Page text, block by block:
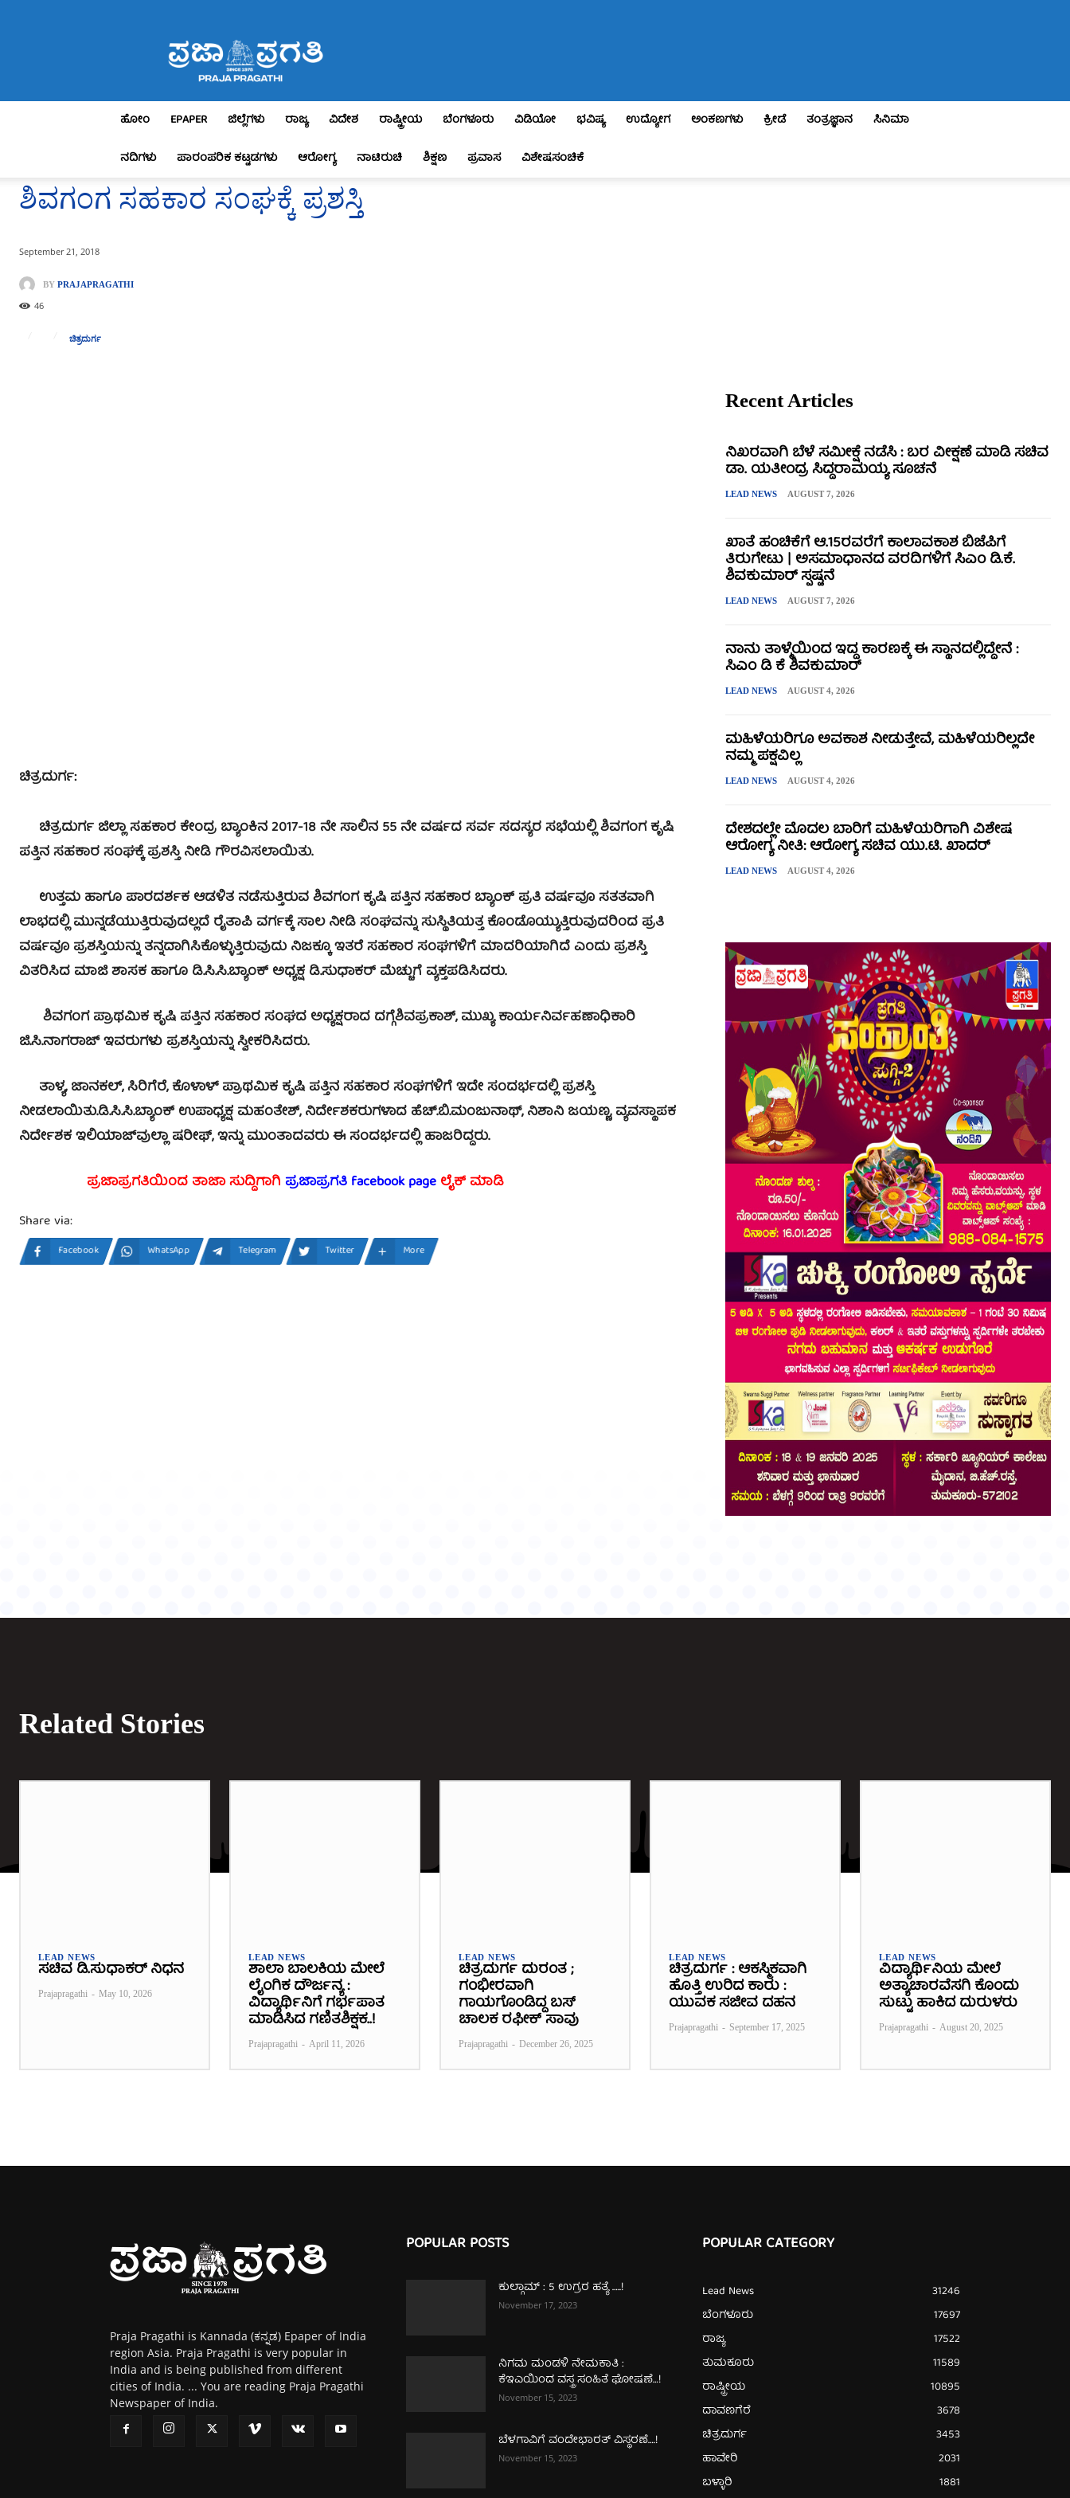
Pragathi
ಹೋಂ EPAPER ಜಿಲ್ಲೆಗಳು ರಾಜ್ಯ ವಿದೇಶ ರಾಷ್ಟ್ರೀಯ ಬೆಂಗಳೂರು ವಿಡಿಯೋ ಭವಿಷ್ಯ ಉದ್ಯೋಗ ಅಂಕಣಗಳು ಕ್ರೀಡೆ ತಂತ್ರಜ್ಞಾನ
ಸಿನಿಮಾ
ನದಿಗಳು
ಪಾರಂಪರಿಕ ಕಟ್ಟಡಗಳು ಆರೋಗ್ಯ ನಾಟಿರುಚಿ ಶಿಕ್ಷಣ ಪ್ರವಾಸ ವಿಶೇಷಸಂಚಿಕೆ
ಶಿವಗಂಗ ಸಹಕಾರ ಸಂಘಕ್ಕೆ ಪ್ರಶಸ್ತಿ
September 21, 2018
BY PRAJAPRAGATHI
46
ಚಿತ್ರದುರ್ಗ
ಚಿತ್ರದುರ್ಗ:
ಚಿತ್ರದುರ್ಗ ಜಿಲ್ಲಾ ಸಹಕಾರ ಕೇಂದ್ರ ಬ್ಯಾಂಕಿನ 2017-18 ನೇ ಸಾಲಿನ 55 ನೇ ವರ್ಷದ ಸರ್ವ ಸದಸ್ಯರ ಸಭೆಯಲ್ಲಿ ಶಿವಗಂಗ ಕೃಷಿ
ಪತ್ತಿನ ಸಹಕಾರ ಸಂಘಕ್ಕೆ ಪ್ರಶಸ್ತಿ ನೀಡಿ ಗೌರವಿಸಲಾಯಿತು.
ಉತ್ತಮ ಹಾಗೂ ಪಾರದರ್ಶಕ ಆಡಳಿತ ನಡೆಸುತ್ತಿರುವ ಶಿವಗಂಗ ಕೃಷಿ ಪತ್ತಿನ ಸಹಕಾರ ಬ್ಯಾಂಕ್ ಪ್ರತಿ ವರ್ಷವೂ ಸತತವಾಗಿ
ಲಾಭದಲ್ಲಿ ಮುನ್ನಡೆಯುತ್ತಿರುವುದಲ್ಲದೆ ರೈತಾಪಿ ವರ್ಗಕ್ಕೆ ಸಾಲ ನೀಡಿ ಸಂಘವನ್ನು ಸುಸ್ಥಿತಿಯತ್ತ ಕೊಂಡೊಯ್ಯುತ್ತಿರುವುದರಿಂದ ಪ್ರತಿ
ವರ್ಷವೂ ಪ್ರಶಸ್ತಿಯನ್ನು ತನ್ನದಾಗಿಸಿಕೊಳ್ಳುತ್ತಿರುವುದು ನಿಜಕ್ಕೂ ಇತರೆ ಸಹಕಾರ ಸಂಘಗಳಿಗೆ ಮಾದರಿಯಾಗಿದೆ ಎಂದು ಪ್ರಶಸ್ತಿ
ವಿತರಿಸಿದ ಮಾಜಿ ಶಾಸಕ ಹಾಗೂ ಡಿ.ಸಿ.ಸಿ.ಬ್ಯಾಂಕ್ ಅಧ್ಯಕ್ಷ ಡಿ.ಸುಧಾಕರ್ ಮೆಚ್ಚುಗೆ ವ್ಯಕ್ತಪಡಿಸಿದರು.
ಶಿವಗಂಗ ಪ್ರಾಥಮಿಕ ಕೃಷಿ ಪತ್ತಿನ ಸಹಕಾರ ಸಂಘದ ಅಧ್ಯಕ್ಷರಾದ ದಗ್ಗೆಶಿವಪ್ರಕಾಶ್, ಮುಖ್ಯ ಕಾರ್ಯನಿರ್ವಹಣಾಧಿಕಾರಿ
ಜಿ.ಸಿ.ನಾಗರಾಜ್ ಇವರುಗಳು ಪ್ರಶಸ್ತಿಯನ್ನು ಸ್ವೀಕರಿಸಿದರು.
ತಾಳ್ಯ, ಜಾನಕಲ್, ಸಿರಿಗೆರೆ, ಕೊಳಾಳ್ ಪ್ರಾಥಮಿಕ ಕೃಷಿ ಪತ್ತಿನ ಸಹಕಾರ ಸಂಘಗಳಿಗೆ ಇದೇ ಸಂದರ್ಭದಲ್ಲಿ ಪ್ರಶಸ್ತಿ
ನೀಡಲಾಯಿತು.ಡಿ.ಸಿ.ಸಿ.ಬ್ಯಾಂಕ್ ಉಪಾಧ್ಯಕ್ಷ ಮಹಂತೇಶ್, ನಿರ್ದೇಶಕರುಗಳಾದ ಹೆಚ್.ಬಿ.ಮಂಜುನಾಥ್, ನಿಶಾನಿ ಜಯಣ್ಣ, ವ್ಯವಸ್ಥಾಪಕ
ನಿರ್ದೇಶಕ ಇಲಿಯಾಜ್‍ವುಲ್ಲಾ ಷರೀಫ್, ಇನ್ನು ಮುಂತಾದವರು ಈ ಸಂದರ್ಭದಲ್ಲಿ ಹಾಜರಿದ್ದರು.
ಪ್ರಜಾಪ್ರಗತಿಯಿಂದ ತಾಜಾ ಸುದ್ದಿಗಾಗಿ ಪ್ರಜಾಪ್ರಗತಿ facebook page ಲೈಕ್ ಮಾಡಿ
Share via:
Facebook WhatsApp Telegram Twitter More
Recent Articles
ನಿಖರವಾಗಿ ಬೆಳೆ ಸಮೀಕ್ಷೆ ನಡೆಸಿ : ಬರ ವೀಕ್ಷಣೆ ಮಾಡಿ ಸಚಿವ
ಡಾ. ಯತೀಂದ್ರ ಸಿದ್ದರಾಮಯ್ಯ ಸೂಚನೆ
LEAD NEWS AUGUST 7, 2026
ಖಾತೆ ಹಂಚಿಕೆಗೆ ಆ.15ರವರೆಗೆ ಕಾಲಾವಕಾಶ ಬಿಜೆಪಿಗೆ
ತಿರುಗೇಟು | ಅಸಮಾಧಾನದ ವರದಿಗಳಿಗೆ ಸಿಎಂ ಡಿ.ಕೆ.
ಶಿವಕುಮಾರ್ ಸ್ಪಷ್ಟನೆ
LEAD NEWS AUGUST 7, 2026
ನಾನು ತಾಳ್ಮೆಯಿಂದ ಇದ್ದ ಕಾರಣಕ್ಕೆ ಈ ಸ್ಥಾನದಲ್ಲಿದ್ದೇನೆ :
ಸಿಎಂ ಡಿ ಕೆ ಶಿವಕುಮಾರ್
LEAD NEWS AUGUST 4, 2026
ಮಹಿಳೆಯರಿಗೂ ಅವಕಾಶ ನೀಡುತ್ತೇವೆ, ಮಹಿಳೆಯರಿಲ್ಲದೇ
ನಮ್ಮ ಪಕ್ಷವಿಲ್ಲ
LEAD NEWS AUGUST 4, 2026
ದೇಶದಲ್ಲೇ ಮೊದಲ ಬಾರಿಗೆ ಮಹಿಳೆಯರಿಗಾಗಿ ವಿಶೇಷ
ಆರೋಗ್ಯ ನೀತಿ: ಆರೋಗ್ಯ ಸಚಿವ ಯು.ಟಿ. ಖಾದರ್
LEAD NEWS AUGUST 4, 2026
Related Stories
LEAD NEWS
ಸಚಿವ ಡಿ.ಸುಧಾಕರ್ ನಿಧನ
Prajapragathi - May 10, 2026
LEAD NEWS
ಶಾಲಾ ಬಾಲಕಿಯ ಮೇಲೆ
ಲೈಂಗಿಕ ದೌರ್ಜನ್ಯ :
ವಿದ್ಯಾರ್ಥಿನಿಗೆ ಗರ್ಭಪಾತ
ಮಾಡಿಸಿದ ಗಣಿತಶಿಕ್ಷಕ..!
Prajapragathi - April 11, 2026
LEAD NEWS
ಚಿತ್ರದುರ್ಗ ದುರಂತ ;
ಗಂಭೀರವಾಗಿ
ಗಾಯಗೊಂಡಿದ್ದ ಬಸ್‌
ಚಾಲಕ ರಫೀಕ್‌ ಸಾವು
Prajapragathi - December 26, 2025
LEAD NEWS
ಚಿತ್ರದುರ್ಗ : ಆಕಸ್ಮಿಕವಾಗಿ
ಹೊತ್ತಿ ಉರಿದ ಕಾರು :
ಯುವಕ ಸಜೀವ ದಹನ
Prajapragathi - September 17, 2025
LEAD NEWS
ವಿದ್ಯಾರ್ಥಿನಿಯ ಮೇಲೆ
ಅತ್ಯಾಚಾರವೆಸಗಿ ಕೊಂದು
ಸುಟ್ಟು ಹಾಕಿದ ದುರುಳರು
Prajapragathi - August 20, 2025
Praja Pragathi is Kannada (ಕನ್ನಡ) Epaper of India
region Asia. Praja Pragathi is very popular in
India and is being published from different
cities of India. ... You are reading Praja Pragathi
Newspaper of India.
POPULAR POSTS
ಕುಲ್ಗಾಮ್‌ : 5 ಉಗ್ರರ ಹತ್ಯೆ …..!
November 17, 2023
ನಿಗಮ ಮಂಡಳಿ ನೇಮಕಾತಿ :
ಕೆಇಎಯಿಂದ ವಸ್ತ್ರ ಸಂಹಿತೆ ಘೋಷಣೆ…!
November 15, 2023
ಬೆಳಗಾವಿಗೆ ವಂದೇಭಾರತ್‌ ವಿಸ್ಥರಣೆ….!
November 15, 2023
POPULAR CATEGORY
Lead News
31246
ಬೆಂಗಳೂರು
17697
ರಾಜ್ಯ
17522
ತುಮಕೂರು
11589
ರಾಷ್ಟ್ರೀಯ
10895
ದಾವಣಗೆರೆ
3678
ಚಿತ್ರದುರ್ಗ
3453
ಹಾವೇರಿ
2031
ಬಳ್ಳಾರಿ
1881